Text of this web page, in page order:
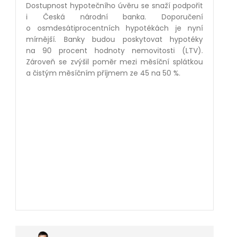
Dostupnost hypotečního úvěru se snaží podpořit
i Česká národní banka. Doporučení
o osmdesátiprocentních hypotékách je nyní
mírnější. Banky budou poskytovat hypotéky
na 90 procent hodnoty nemovitosti (LTV).
Zároveň se zvýšil poměr mezi měsíční splátkou
a čistým měsíčním příjmem ze 45 na 50 %.